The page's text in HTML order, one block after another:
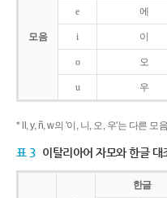
모음
e 에
i 이
o 오
u 우
* ll, y, ñ, w의 '이, 니, 오, 우'는 다른
표 3 이탈리아어 자모와 한글 대
한글